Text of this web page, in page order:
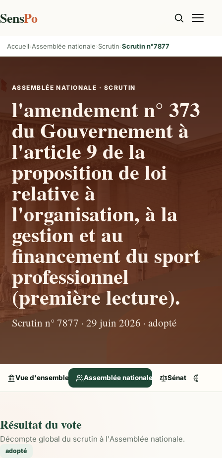
SensPo
Accueil Assemblée nationale Scrutin Scrutin n°7877
ASSEMBLÉE NATIONALE · SCRUTIN
l'amendement n° 373
du Gouvernement à
l'article 9 de la
proposition de loi
relative à
l'organisation, à la
gestion et au
financement du sport
professionnel
(première lecture).
Scrutin n° 7877 · 29 juin 2026 · adopté
Vue d'ensemble Assemblée nationale Sénat
Résultat du vote
Décompte global du scrutin à l'Assemblée nationale.
adopté